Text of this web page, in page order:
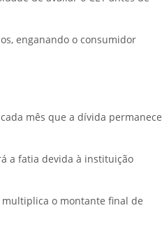
enganando o consumidor
mês que a dívida permanece
a fatia devida à instituição
o montante final de